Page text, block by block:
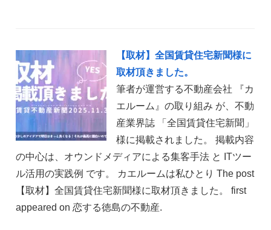
【取材】全国賃貸住宅新聞様に
取材頂きました。
筆者が運営する不動産会社 『カ
エルーム』の取り組み が、不動
産業界誌 「全国賃貸住宅新聞」
様に掲載されました。 掲載内容
の中心は、オウンドメディアによる集客手法 と ITツー
ル活用の実践例 です。 カエルームは私ひとり The post
【取材】全国賃貸住宅新聞様に取材頂きました。 first
appeared on 恋する徳島の不動産.